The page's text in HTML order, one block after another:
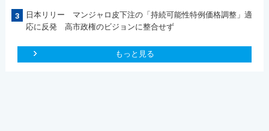
3
日本リリー マンジャロ皮下注の「持続可能性特例価格調整」適
応に反発 高市政権のビジョンに整合せず
もっと見る